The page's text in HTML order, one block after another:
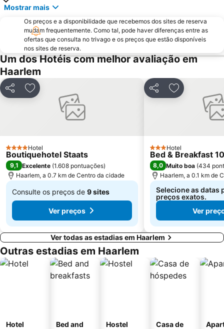
Grachtengordel
Zandvoort Beach
Amsterdam Museum
Amstel Metro Station
Noord
Oud-West
Zaanse Schans
Oost
Bijlmer ArenA Metro Station
Vondelpark
Mercado das flores
Haarlemmerstraat
Geuzenveld-Slotermeer
De Wallen - o Bairro da Luz Vermelha
Zuid Metro Station
Heineken Experience
Rembrandtplein
Madurodam
Hoofddorp center
Bloemencorso Bollenstreek
Mostrar mais
Os preços e a disponibilidade que recebemos dos sites de reserva
mudam frequentemente. Como tal, pode haver diferenças entre as
ofertas que consulta no trivago e os preços que estão disponíveis
nos sites de reserva.
Um dos Hotéis com melhor avaliação em
Haarlem
PartilharAdicionar aos favoritos
4 Estrelas
Hotel
Boutiquehotel Staats
9,1 Excelente (1.608 pontuações)
Haarlem, a 0.7 km de Centro da cidade
Consulte os preços de 9 sites
De
€ 150 Ver preços
PartilharAdicionar
3 Estrelas
Hotel
Bed & Breakfast
8,0 Muito boa (434
Haarlem, a 0.1 km de
Selecione as datas
preços exatos.
Ver
Ver todas as estadias em Haarlem
Outras estadias em Haarlem
Hotel
Bed and
Hostel
Casa de